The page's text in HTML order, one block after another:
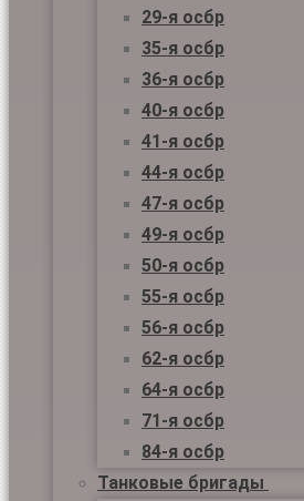
29-я осбр
35-я осбр
36-я осбр
40-я осбр
41-я осбр
44-я осбр
47-я осбр
49-я осбр
50-я осбр
55-я осбр
56-я осбр
62-я осбр
64-я осбр
71-я осбр
84-я осбр
Танковые бригады